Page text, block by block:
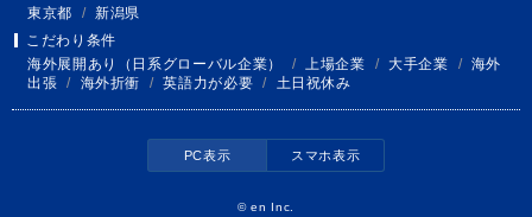
東京都
/ 新潟県
こだわり条件
海外展開あり（日系グローバル企業）
/ 上場企業 / 大手企業 / 海外
出張 / 海外折衝 / 英語力が必要 / 土日祝休み
PC表示 スマホ表示
©en Inc.